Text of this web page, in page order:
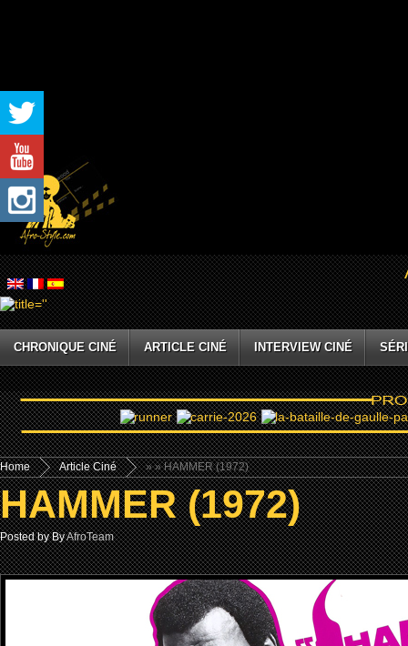
CHRONIQUE CINÉ ARTICLE CINÉ INTERVIEW CINÉ
Home »
Article Ciné » HAMMER (1972)
HAMMER (1972)
Posted by ByAfroTeam